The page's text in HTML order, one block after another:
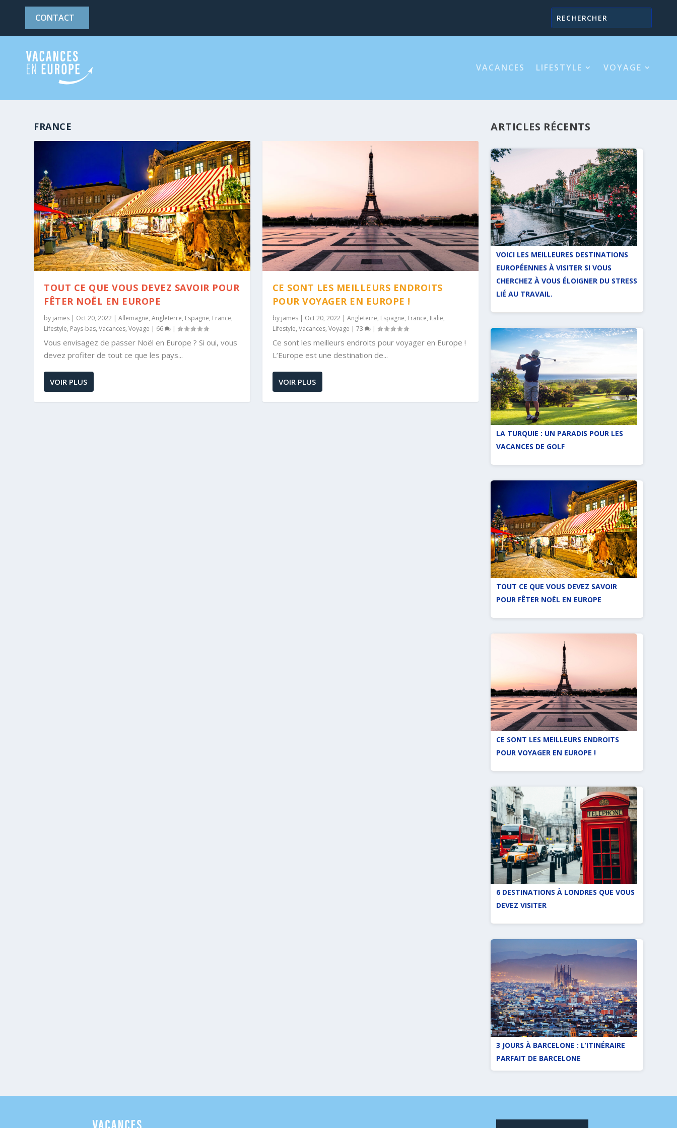
CONTACT
VACANCES LIFESTYLE VOYAGE
FRANCE
TOUT CE QUE VOUS DEVEZ SAVOIR POUR
FÊTER NOËL EN EUROPE
by james | Oct 20, 2022 |Allemagne,Angleterre, Espagne, France,
Lifestyle, Pays-bas,Vacances,Voyage | 66 |
Vous envisagez de passer Noël en Europe ? Si oui, vous
devez profiter de tout ce que les pays...
VOIR PLUS
CE SONT LES MEILLEURS ENDROITS
POUR VOYAGER EN EUROPE !
by james| Oct 20, 2022| Angleterre, Espagne, France, Italie,
Lifestyle, Vacances, Voyage | 73 |
Ce sont les meilleurs endroits pour voyager en Europe !
L’Europe est une destination de...
VOIR PLUS
ARTICLES RÉCENTS
VOICI LES MEILLEURES DESTINATIONS
EUROPÉENNES À VISITER SI VOUS
CHERCHEZ À VOUS ÉLOIGNER DU STRESS
LIÉ AU TRAVAIL.
LA TURQUIE : UN PARADIS POUR LES
VACANCES DE GOLF
TOUT CE QUE VOUS DEVEZ SAVOIR
POUR FÊTER NOËL EN EUROPE
CE SONT LES MEILLEURS ENDROITS
POUR VOYAGER EN EUROPE !
6 DESTINATIONS À LONDRES QUE VOUS
DEVEZ VISITER
3 JOURS À BARCELONE : L’ITINÉRAIRE
PARFAIT DE BARCELONE